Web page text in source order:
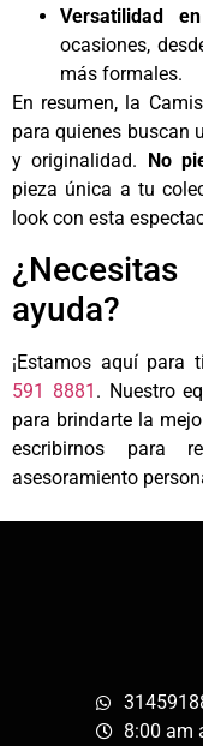
Versatilidad
ocasiones,
más formales.
En resumen, la
para quienes buscan
y originalidad. No
pieza única a tu
look con esta
ayuda?
¡Estamos aquí para
591 8881 . Nuestro
para brindarte la
escribirnos para
asesoramiento
8:00 am